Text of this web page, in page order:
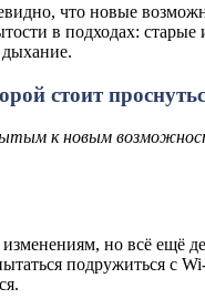
что новые
в подходах: старые
дыхание.
стоит
к новым
но всё ещё
подружиться с